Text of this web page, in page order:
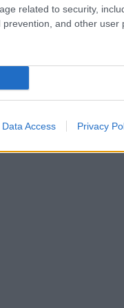
related to security,
and other user
Data Access Privacy